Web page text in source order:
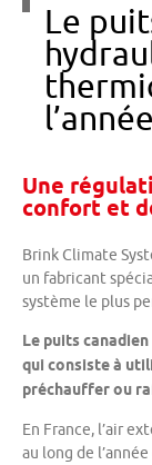
Le
l’année
Une
confort et
Brink Climate
un fabricant
système le plus
Le puits
qui consiste à
préchauffer ou
En France, l’air
au long de